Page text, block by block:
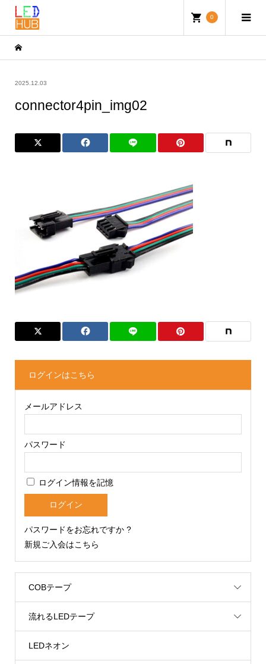
0
2025.12.03
connector4pin_img02
ログインはこちら
メールアドレス
パスワード
ログイン情報を記憶
パスワードをお忘れですか ?
新規ご入会はこちら
COBテープ
流れるLEDテープ
LEDネオン